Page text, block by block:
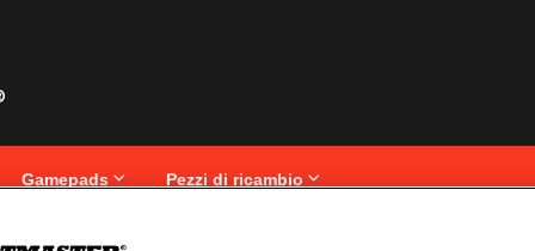
Gamepads Pezzi di ricambio